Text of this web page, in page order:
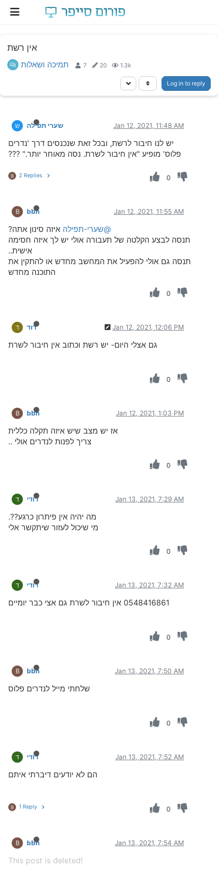
אין רשת
תמיכה ושאלות 7 20 1.3k
Log in to reply
ש שערי תפילה Jan 12, 2021, 11:48 AM
יש לנו חיבור לרשת, ובכל זאת שנכנסים דרך 'נדרים
פלוס' מופיע "אין חיבור לשרת. נסה מאוחר יותר." ???
B 2 Replies 0
B bbn Jan 12, 2021, 11:55 AM
@שערי-תפילה איזה סינון אתה?
תנסה לבצע הקלטה של תעבורה אולי יש לך איזה חסימה
אישית..
תנסה גם אולי להפעיל את המחשב מחדש או להתקין את
התוכנה מחדש
0
ד דוד Jan 12, 2021, 12:06 PM
גם אצלי היום- יש רשת וכתוב אין חיבור לשרת
0
B bbn Jan 12, 2021, 1:03 PM
אז יש מצב שיש איזה תקלה כללית
צריך לפנות לנדרים אולי ..
0
ד דודי Jan 13, 2021, 7:29 AM
מה יהיה אין פיתרון כרגע??.
מי שיכול לעזור שיתקשר אלי
0
ד דודי Jan 13, 2021, 7:32 AM
0548416861 אין חיבור לשרת גם אצי כבר יומיים
0
B bbn Jan 13, 2021, 7:50 AM
שלחתי מייל לנדרים פלוס
0
ד דודי Jan 13, 2021, 7:52 AM
הם לא יודעים דיברתי איתם
B 1 Reply 0
B bbn Jan 13, 2021, 7:54 AM
This post is deleted!